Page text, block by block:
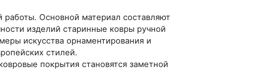
работы. Основной материал составляют
изделий старинные ковры ручной
искусства орнаментирования и
стилей.
покрытия становятся заметной